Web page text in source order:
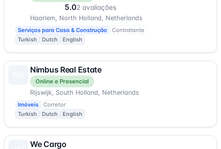
Localização
Digite sua cidade, bairro ou área...
Idiomas Falados
Selecionar idiomas...
5.02 avaliações
Haarlem, North Holland, Netherlands
Serviços para Casa & Construção
Contratante
Turkish
Dutch English
Nimbus Real Estate
Online e Presencial
Rijswijk, South Holland, Netherlands
Imóveis
Corretor
Turkish
Dutch English
We Cargo